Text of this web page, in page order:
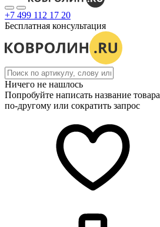
+7 499 112 17 20
Бесплатная консультация
Ничего не нашлось
Попробуйте написать название товара
по-другому или сократить запрос